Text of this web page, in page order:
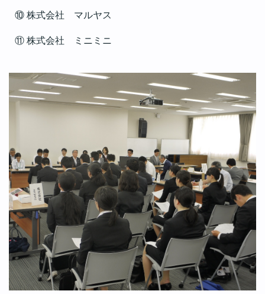
⑩ 株式会社 マルヤス
⑪ 株式会社 ミニミニ